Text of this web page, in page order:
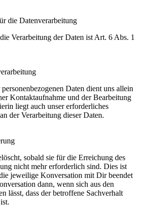
die Datenverarbeitung
Verarbeitung der Daten ist Art. 6 Abs. 1
Daten dient uns allein
Kontaktaufnahme und der Bearbeitung
liegt auch unser erforderliches
der Verarbeitung dieser Daten.
sobald sie für die Erreichung des
nicht mehr erforderlich sind. Dies ist
jeweilige Konversation mit Dir beendet
dann, wenn sich aus den
lässt, dass der betroffene Sachverhalt